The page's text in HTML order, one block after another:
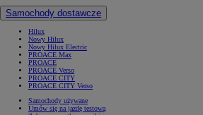
Samochody dostawcze
Hilux
Nowy Hilux
Nowy Hilux Electric
PROACE Max
PROACE
PROACE Verso
PROACE CITY
PROACE CITY Verso
Samochody używane
Umów się na jazdę testową